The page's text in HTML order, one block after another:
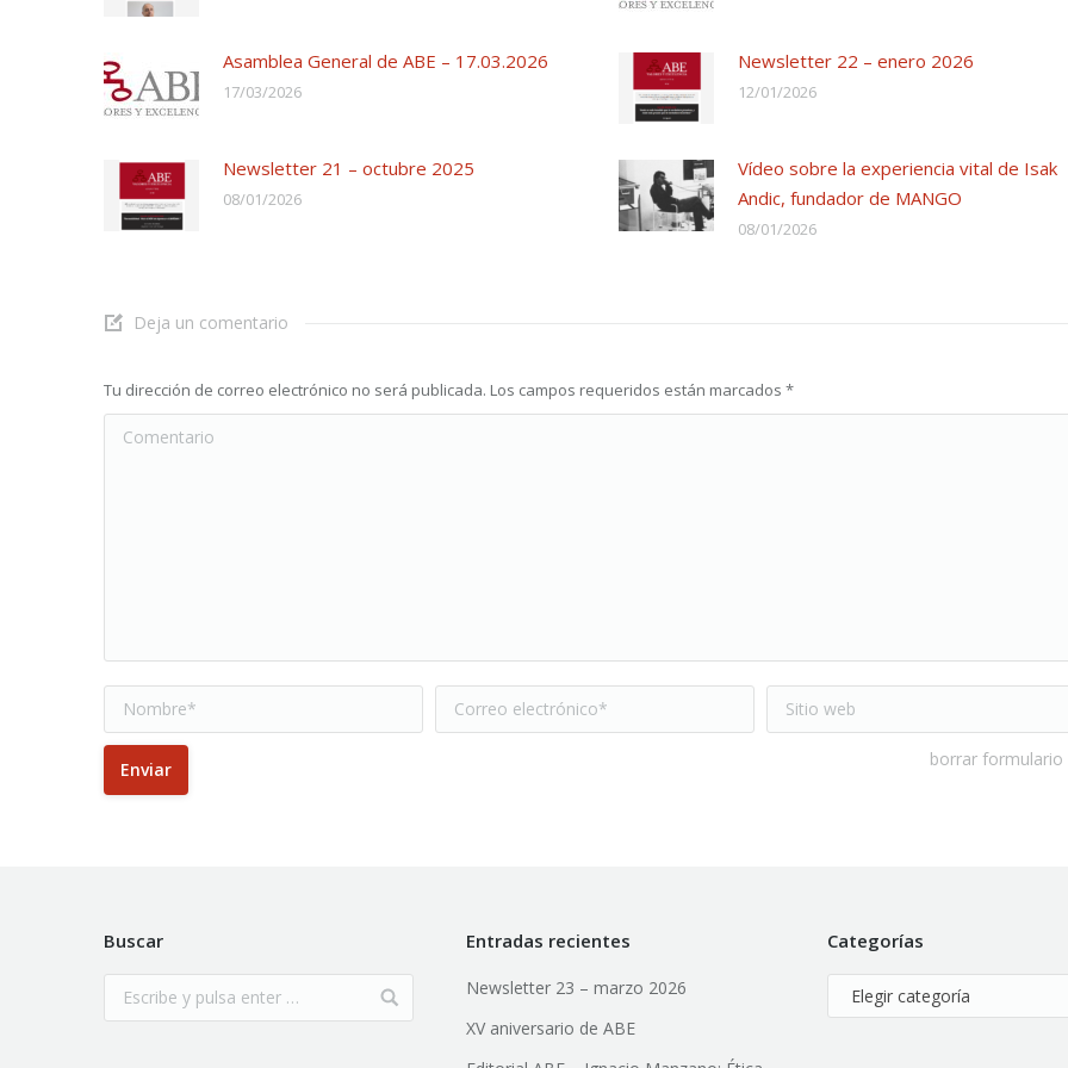
Asamblea General de ABE – 17.03.2026
17/03/2026
Newsletter 22 – enero 2026
12/01/2026
Newsletter 21 – octubre 2025
08/01/2026
Vídeo sobre la experiencia vital de Isak
Andic, fundador de MANGO
08/01/2026
Deja un comentario
Tu dirección de correo electrónico no será publicada. Los campos requeridos están marcados *
Comentario
Nombre * Correo electrónico * Sitio web
borrar formulario
Enviar
Buscar Entradas recientes
Newsletter 23 – marzo 2026
XV aniversario de ABE
Categorías
Categorías